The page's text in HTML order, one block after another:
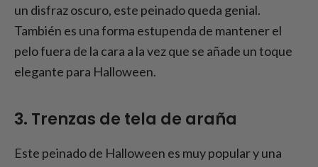
un disfraz oscuro, este peinado queda genial.
También es una forma estupenda de mantener el
pelo fuera de la cara a la vez que se añade un toque
elegante para Halloween.
3. Trenzas de tela de araña
Este peinado de Halloween es muy popular y una